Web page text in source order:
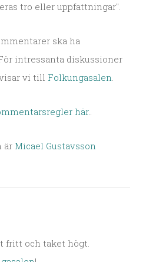
tro eller uppfattningar".
ska ha
intressanta diskussioner
vi till Folkungasalen.
här..
är Micael Gustavsson
fritt och taket högt.